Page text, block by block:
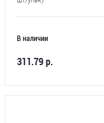
В наличии
311.79 р.